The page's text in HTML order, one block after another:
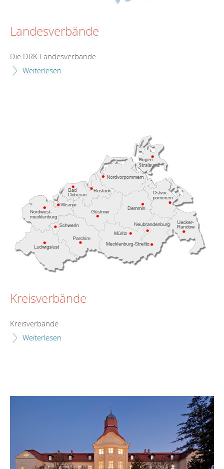
Landesverbände
Die DRK Landesverbände
Weiterlesen
Kreisverbände
Kreisverbände
Weiterlesen